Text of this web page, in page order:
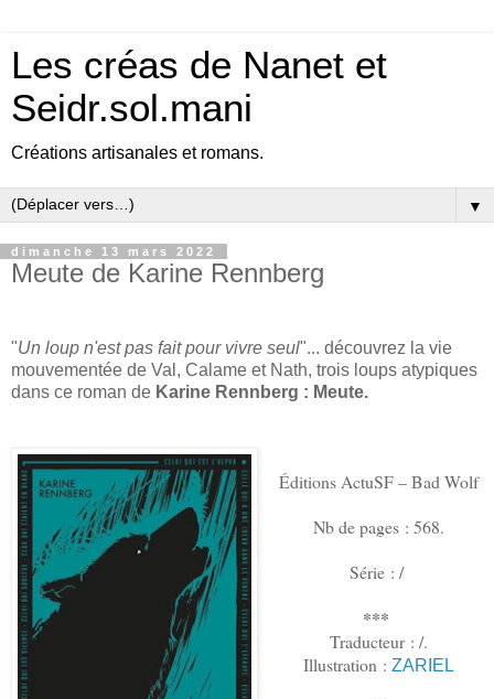
Les créas de Nanet et
Seidr.sol.mani
Créations artisanales et romans.
▼
dimanche 13 mars 2022
Meute de Karine Rennberg
"Un loup n'est pas fait pour vivre seul"... découvrez la vie
mouvementée de Val, Calame et Nath, trois loups atypiques
dans ce roman de Karine Rennberg : Meute.
Éditions ActuSF – Bad Wolf
Nb de pages : 568.
Série : /
***
Traducteur : /.
Illustration :ZARIEL